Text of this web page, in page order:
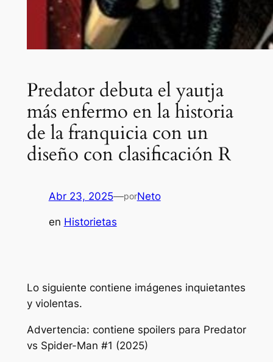
Predator debuta el yautja
más enfermo en la historia
de la franquicia con un
diseño con clasificación R
Abr 23, 2025—porNeto
en Historietas
Lo siguiente contiene imágenes inquietantes
y violentas.
Advertencia: contiene spoilers para Predator
vs Spider-Man #1 (2025)